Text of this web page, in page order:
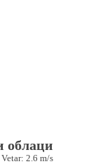
облаци
2.6 m/s